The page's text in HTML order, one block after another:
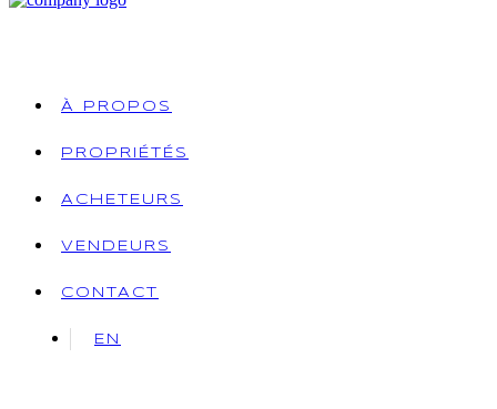
À PROPOS
PROPRIÉTÉS
ACHETEURS
VENDEURS
CONTACT
EN